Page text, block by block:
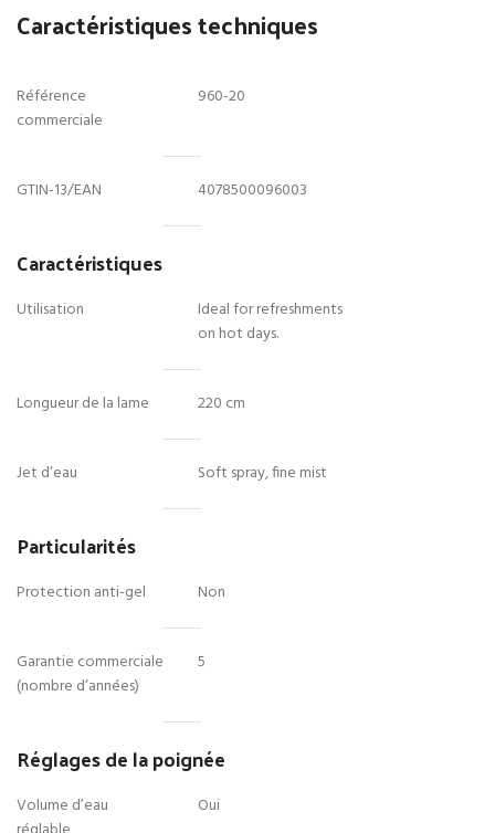
initial
était :
actuel
Caractéristiques techniques
Référence
commerciale
960-20
GTIN-13/EAN 4078500096003
Caractéristiques
Utilisation
Ideal for refreshments
on hot days.
Longueur de la lame 220 cm
Jet d’eau Soft spray, fine mist
Particularités
Protection anti-gel Non
Garantie commerciale
(nombre d’années)
5
Réglages de la poignée
Volume d’eau
Oui